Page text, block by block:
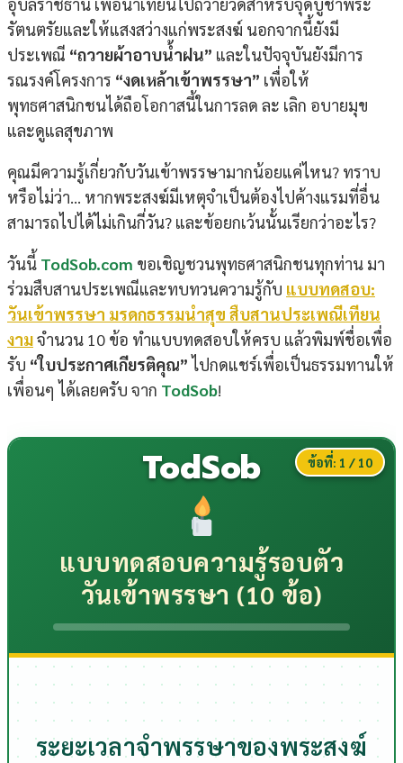
อุบลราชธานี เพื่อนำเทียนไปถวายวัดสำหรับจุดบูชาพระ
รัตนตรัยและให้แสงสว่างแก่พระสงฆ์ นอกจากนี้ยังมี
ประเพณี “ถวายผ้าอาบน้ำฝน” และในปัจจุบันยังมีการ
รณรงค์โครงการ “งดเหล้าเข้าพรรษา” เพื่อให้
พุทธศาสนิกชนได้ถือโอกาสนี้ในการลด ละ เลิก อบายมุข
และดูแลสุขภาพ
คุณมีความรู้เกี่ยวกับวันเข้าพรรษามากน้อยแค่ไหน? ทราบ
หรือไม่ว่า… หากพระสงฆ์มีเหตุจำเป็นต้องไปค้างแรมที่อื่น
สามารถไปได้ไม่เกินกี่วัน? และข้อยกเว้นนั้นเรียกว่าอะไร?
วันนี้ TodSob.com ขอเชิญชวนพุทธศาสนิกชนทุกท่าน มา
ร่วมสืบสานประเพณีและทบทวนความรู้กับ แบบทดสอบ:
วันเข้าพรรษา มรดกธรรมนำสุข สืบสานประเพณีเทียน
งามจำนวน 10 ข้อ ทำแบบทดสอบให้ครบ แล้วพิมพ์ชื่อเพื่อ
รับ “ใบประกาศเกียรติคุณ” ไปกดแชร์เพื่อเป็นธรรมทานให้
เพื่อนๆ ได้เลยครับ จาก TodSob!
TodSob ข้อที่: 1 / 10
แบบทดสอบความรู้รอบตัว
วันเข้าพรรษา (10 ข้อ)
ระยะเวลาจำพรรษาของพระสงฆ์